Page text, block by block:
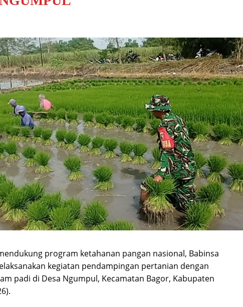
program ketahanan pangan nasional, Babinsa
kegiatan pendampingan pertanian dengan
padi di Desa Ngumpul, Kecamatan Bagor, Kabupaten